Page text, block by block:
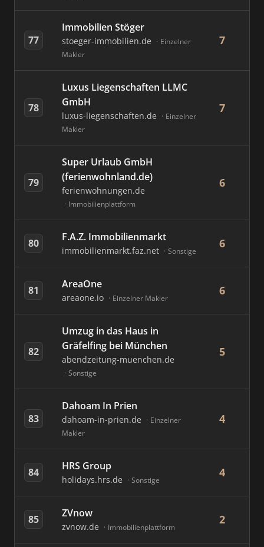
77
Immobilien Stöger
stoeger-immobilien.de
Einzelner
Makler
7
78
Luxus Liegenschaften LLMC
GmbH
luxus-liegenschaften.de
Einzelner
Makler
7
79
Super Urlaub GmbH
(ferienwohnland.de)
ferienwohnungen.de
Immobilienplattform
6
80 F.A.Z. Immobilienmarkt
immobilienmarkt.faz.net Sonstige
6
81 AreaOne
areaone.io Einzelner Makler
6
82
Umzug in das Haus in
Gräfelfing bei München
abendzeitung-muenchen.de
Sonstige
5
83
Dahoam In Prien
dahoam-in-prien.de
Einzelner
Makler
4
84 HRS Group
holidays.hrs.de Sonstige
4
85 ZVnow
zvnow.de Immobilienplattform
2